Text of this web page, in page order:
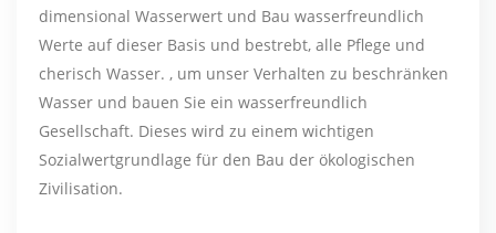
dimensional Wasserwert und Bau wasserfreundlich
Werte auf dieser Basis und bestrebt, alle Pflege und
cherisch Wasser. , um unser Verhalten zu beschränken
Wasser und bauen Sie ein wasserfreundlich
Gesellschaft. Dieses wird zu einem wichtigen
Sozialwertgrundlage für den Bau der ökologischen
Zivilisation.